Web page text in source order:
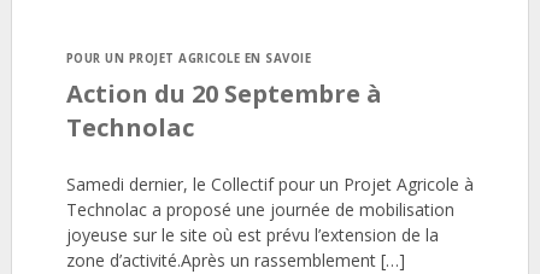
POUR UN PROJET AGRICOLE EN SAVOIE
Action du 20 Septembre à
Technolac
Samedi dernier, le Collectif pour un Projet Agricole à
Technolac a proposé une journée de mobilisation
joyeuse sur le site où est prévu l’extension de la
zone d’activité.Après un rassemblement […]